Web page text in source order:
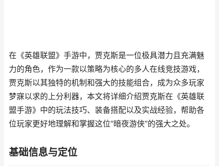
在《英雄联盟》手游中，贾克斯是一位极具潜力且充满魅
力的角色，作为一款以策略为核心的多人在线竞技游戏，
贾克斯以其独特的机制和强大的技能组合，成为众多玩家
梦寐以求的上分利器，本文将详细介绍贾克斯在《英雄联
盟手游》中的玩法技巧、装备搭配以及实战经验，帮助各
位玩家更好地理解和掌握这位“暗夜游侠”的强大之处。
基础信息与定位